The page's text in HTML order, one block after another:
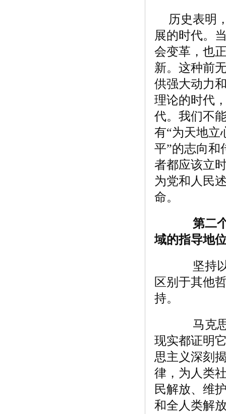
历史表明
展的时代。
会变革，也
新。这种前
供强大动力
理论的时代
代。我们不
有“为天地立
平”的志向和
者都应该立
为党和人民
命。
第二
域的指导地
坚持以
区别于其他
持。
马克思
现实都证明
思主义深刻
律，为人类
民解放、维
和全人类解